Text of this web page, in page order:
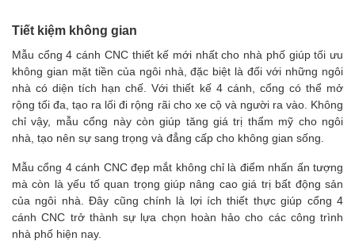
Tiết kiệm không gian
Mẫu cổng 4 cánh CNC thiết kế mới nhất cho nhà phố giúp tối ưu
không gian mặt tiền của ngôi nhà, đặc biệt là đối với những ngôi
nhà có diện tích hạn chế. Với thiết kế 4 cánh, cổng có thể mở
rộng tối đa, tạo ra lối đi rộng rãi cho xe cộ và người ra vào. Không
chỉ vậy, mẫu cổng này còn giúp tăng giá trị thẩm mỹ cho ngôi
nhà, tạo nên sự sang trọng và đẳng cấp cho không gian sống.
Mẫu cổng 4 cánh CNC đẹp mắt không chỉ là điểm nhấn ấn tượng
mà còn là yếu tố quan trọng giúp nâng cao giá trị bất động sản
của ngôi nhà. Đây cũng chính là lợi ích thiết thực giúp cổng 4
cánh CNC trở thành sự lựa chọn hoàn hảo cho các công trình
nhà phố hiện nay.